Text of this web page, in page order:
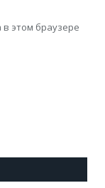
в этом браузере